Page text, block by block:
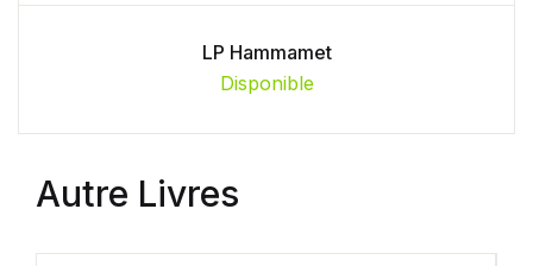
LP Hammamet
Disponible
Autre Livres